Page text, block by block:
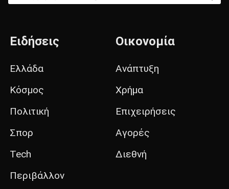
Ειδήσεις
Ελλάδα
Κόσμος
Πολιτική
Σπορ
Tech
Περιβάλλον
Οικονομία
Ανάπτυξη
Χρήμα
Επιχειρήσεις
Αγορές
Διεθνή